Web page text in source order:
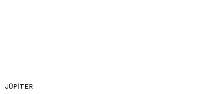
JÜPİTER